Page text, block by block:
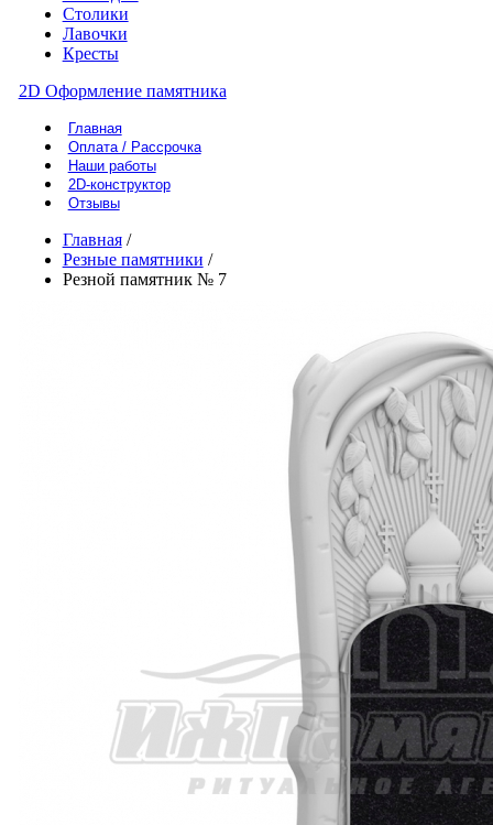
Столики
Лавочки
Кресты
2D Оформление памятника
Главная
Оплата / Рассрочка
Наши работы
2D-конструктор
Отзывы
Главная /
Резные памятники /
Резной памятник № 7